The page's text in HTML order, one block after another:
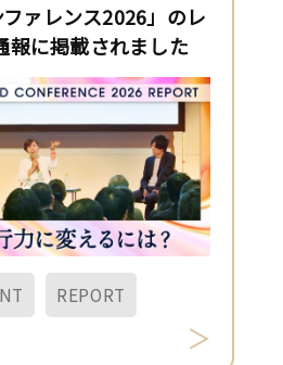
ファレンス2026」のレ
報に掲載されました
REPORT